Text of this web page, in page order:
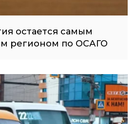
остается самым
регионом по ОСАГО